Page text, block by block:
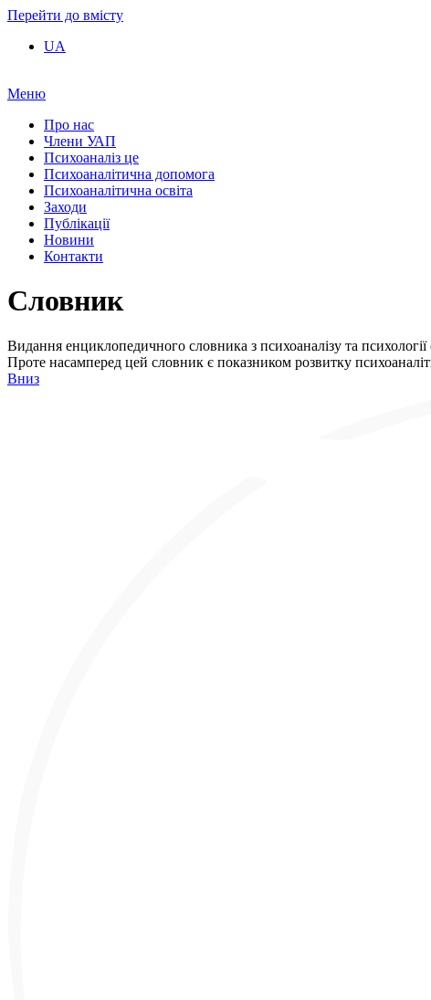
Перейти до вмісту
UA
Меню
Про нас
Члени УАП
Психоаналіз це
Психоаналітична допомога
Психоаналітична освіта
Заходи
Публікації
Новини
Контакти
Словник
Видання енциклопедичного словника з психоаналізу та
Проте насамперед цей словник є показником розвитку
Вниз